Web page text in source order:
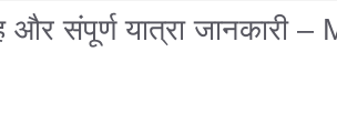
संपूर्ण यात्रा जानकारी –